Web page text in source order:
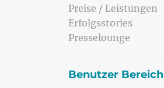
Preise / Leistungen
Erfolgsstories
Presselounge
Benutzer Bereich